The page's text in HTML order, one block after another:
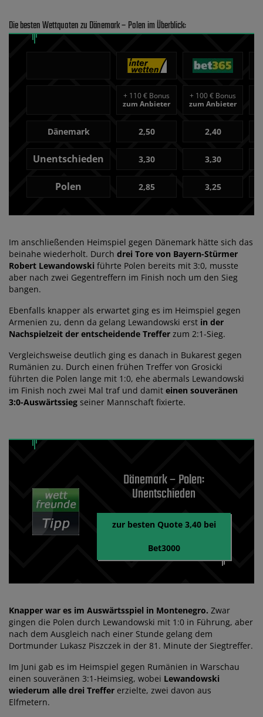
Die besten Wettquoten zu Dänemark – Polen im Überblick:
+ 110 € Bonus
zum Anbieter
+ 100 € Bonus
zum Anbieter
Dänemark 2,50 2,40
Unentschieden 3,30 3,30
Polen 2,85 3,25
Im anschließenden Heimspiel gegen Dänemark hätte sich das
beinahe wiederholt. Durch drei Tore von Bayern-Stürmer
Robert Lewandowski führte Polen bereits mit 3:0, musste
aber nach zwei Gegentreffern im Finish noch um den Sieg
bangen.
Ebenfalls knapper als erwartet ging es im Heimspiel gegen
Armenien zu, denn da gelang Lewandowski erst in der
Nachspielzeit der entscheidende Treffer zum 2:1-Sieg.
Vergleichsweise deutlich ging es danach in Bukarest gegen
Rumänien zu. Durch einen frühen Treffer von Grosicki
führten die Polen lange mit 1:0, ehe abermals Lewandowski
im Finish noch zwei Mal traf und damit einen souveränen
3:0-Auswärtssieg seiner Mannschaft fixierte.
Dänemark – Polen:
Unentschieden
zur besten Quote 3,40 bei
Bet3000
Knapper war es im Auswärtsspiel in Montenegro. Zwar
gingen die Polen durch Lewandowski mit 1:0 in Führung, aber
nach dem Ausgleich nach einer Stunde gelang dem
Dortmunder Lukasz Piszczek in der 81. Minute der Siegtreffer.
Im Juni gab es im Heimspiel gegen Rumänien in Warschau
einen souveränen 3:1-Heimsieg, wobei Lewandowski
wiederum alle drei Treffer erzielte, zwei davon aus
Elfmetern.